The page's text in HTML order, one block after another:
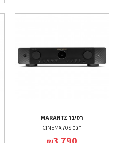
רסיבר MARANTZ
דגם CINEMA 70S
3,790